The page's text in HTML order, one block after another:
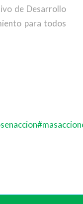
de Desarrollo
para todos